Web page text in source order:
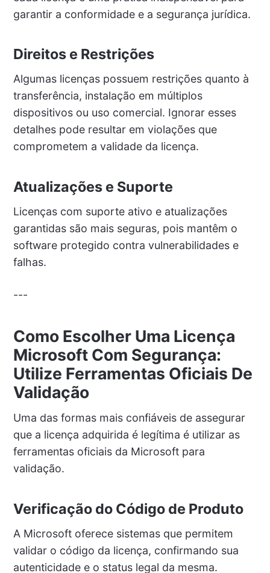
garantir a conformidade e a segurança jurídica.
Direitos e Restrições
Algumas licenças possuem restrições quanto à
transferência, instalação em múltiplos
dispositivos ou uso comercial. Ignorar esses
detalhes pode resultar em violações que
comprometem a validade da licença.
Atualizações e Suporte
Licenças com suporte ativo e atualizações
garantidas são mais seguras, pois mantêm o
software protegido contra vulnerabilidades e
falhas.
---
Como Escolher Uma Licença
Microsoft Com Segurança:
Utilize Ferramentas Oficiais De
Validação
Uma das formas mais confiáveis de assegurar
que a licença adquirida é legítima é utilizar as
ferramentas oficiais da Microsoft para
validação.
Verificação do Código de Produto
A Microsoft oferece sistemas que permitem
validar o código da licença, confirmando sua
autenticidade e o status legal da mesma.